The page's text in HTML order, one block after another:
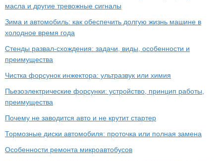
масла и другие тревожные сигналы
Зима и автомобиль: как обеспечить долгую жизнь машине в
холодное время года
Стенды развал-схождения: задачи, виды, особенности и
преимущества
Чистка форсунок инжектора: ультразвук или химия
Пьезоэлектрические форсунки: устройство, принцип работы,
преимущества
Почему не заводится авто и не крутит стартер
Тормозные диски автомобиля: проточка или полная замена
Особенности ремонта микроавтобусов